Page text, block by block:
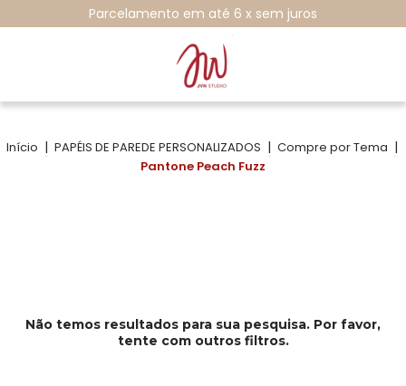
Parcelamento em até 6 x sem juros
Início | PAPÉIS DE PAREDE PERSONALIZADOS | Compre por Tema |
Pantone Peach Fuzz
Não temos resultados para sua pesquisa. Por favor,
tente com outros filtros.